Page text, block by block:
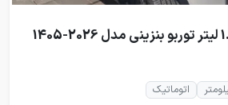
اتوماتیک